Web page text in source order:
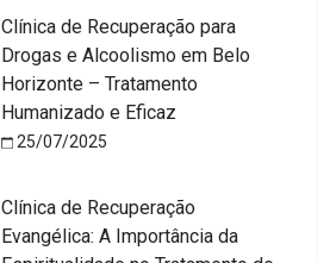
Clínica de Recuperação para
Drogas e Alcoolismo em Belo
Horizonte – Tratamento
Humanizado e Eficaz
25/07/2025
Clínica de Recuperação
Evangélica: A Importância da